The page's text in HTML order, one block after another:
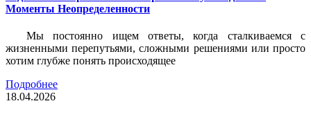
Моменты Неопределенности
Мы постоянно ищем ответы, когда сталкиваемся с
жизненными перепутьями, сложными решениями или просто
хотим глубже понять происходящее
Подробнее
18.04.2026